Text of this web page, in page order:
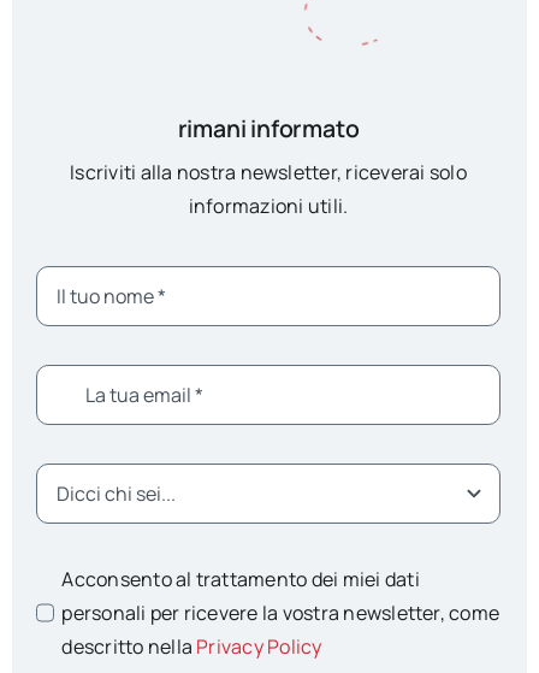
rimani informato
Iscriviti alla nostra newsletter, riceverai solo
informazioni utili.
Acconsento al trattamento dei miei dati
personali per ricevere la vostra newsletter, come
descritto nella Privacy Policy